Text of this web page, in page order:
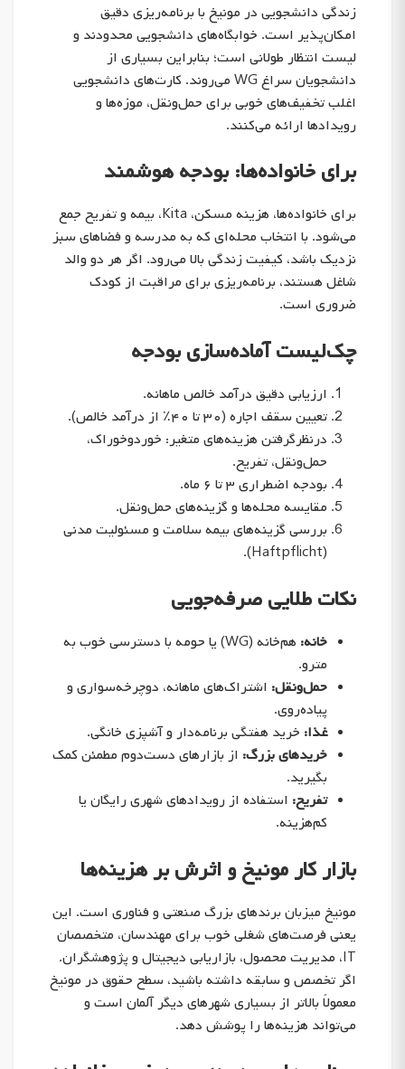
زندگی دانشجویی در مونیخ با برنامه‌ریزی دقیق
امکان‌پذیر است. خوابگاه‌های دانشجویی محدودند و
لیست انتظار طولانی است؛ بنابراین بسیاری از
دانشجویان سراغ WG می‌روند. کارت‌های دانشجویی
اغلب تخفیف‌های خوبی برای حمل‌ونقل، موزه‌ها و
رویدادها ارائه می‌کنند.
برای خانواده‌ها: بودجه هوشمند
برای خانواده‌ها، هزینه مسکن، Kita، بیمه و تفریح جمع
می‌شود. با انتخاب محله‌ای که به مدرسه و فضاهای سبز
نزدیک باشد، کیفیت زندگی بالا می‌رود. اگر هر دو والد
شاغل هستند، برنامه‌ریزی برای مراقبت از کودک
ضروری است.
چک‌لیست آماده‌سازی بودجه
ارزیابی دقیق درآمد خالص ماهانه.
تعیین سقف اجاره (۳۰ تا ۴۰٪ از درآمد خالص).
درنظرگرفتن هزینه‌های متغیر: خوردوخوراک،
حمل‌ونقل، تفریح.
بودجه اضطراری ۳ تا ۶ ماه.
مقایسه محله‌ها و گزینه‌های حمل‌ونقل.
بررسی گزینه‌های بیمه سلامت و مسئولیت مدنی
(Haftpflicht).
نکات طلایی صرفه‌جویی
خانه:
هم‌خانه (WG) یا حومه با دسترسی خوب به
مترو.
حمل‌ونقل: اشتراک‌های ماهانه، دوچرخه‌سواری و
پیاده‌روی.
غذا: خرید هفتگی برنامه‌دار و آشپزی خانگی.
خریدهای بزرگ: از بازارهای دست‌دوم مطمئن کمک
بگیرید.
تفریح: استفاده از رویدادهای شهری رایگان یا
کم‌هزینه.
بازار کار مونیخ و اثرش بر هزینه‌ها
مونیخ میزبان برندهای بزرگ صنعتی و فناوری است. این
یعنی فرصت‌های شغلی خوب برای مهندسان، متخصصان
IT، مدیریت محصول، بازاریابی دیجیتال و پژوهشگران.
اگر تخصص و سابقه داشته باشید، سطح حقوق در مونیخ
معمولاً بالاتر از بسیاری شهرهای دیگر آلمان است و
می‌تواند هزینه‌ها را پوشش دهد.